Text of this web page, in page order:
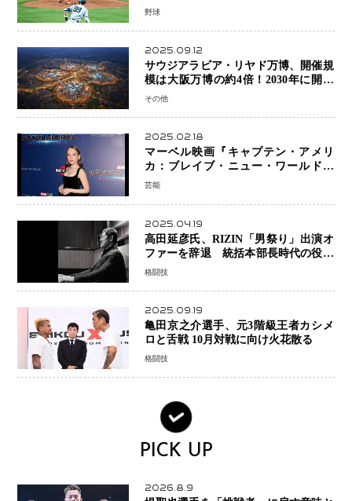
で降板
野球
2025.09.12
サウジアラビア・リヤド万博、開催規
模は大阪万博の約4倍！2030年に開幕
予定
その他
2025.02.18
マーベル映画『キャプテン・アメリ
カ：ブレイブ・ニュー・ワールド』
新ブラック・ウィドウ役のシラ・ハー
芸能
2025.04.19
高田延彦氏、RIZIN「男祭り」出演オ
ファーを辞退 統括本部長時代の役目
「すでに終えています」と明言
格闘技
2025.09.19
亀田京之介選手、元3階級王者カシメ
格闘技
PICK UP
2026.8.9